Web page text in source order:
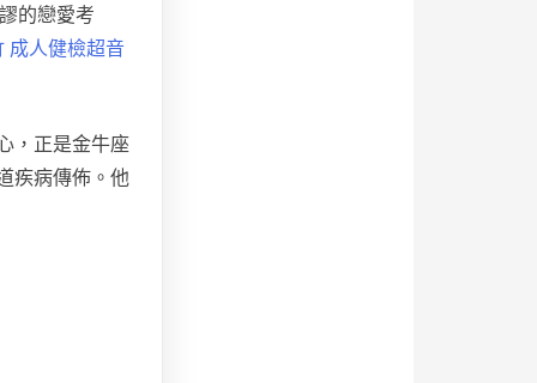
的戀愛考
成人健檢超音
，正是金牛座
疾病傳佈。他